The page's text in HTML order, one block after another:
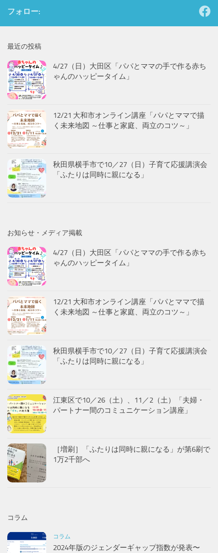
フォロー:
最近の投稿
4/27（日）大田区「パパとママの手で作る赤ち
ゃんのハッピータイム」
12/21 大和市オンライン講座「パパとママで描
く未来地図 ～仕事と家庭、両立のコツ～」
秋田県横手市で10／27（日）子育て応援講演会
「ふたりは同時に親になる」
お知らせ・メディア掲載
4/27（日）大田区「パパとママの手で作る赤ち
ゃんのハッピータイム」
12/21 大和市オンライン講座「パパとママで描
く未来地図 ～仕事と家庭、両立のコツ～」
秋田県横手市で10／27（日）子育て応援講演会
「ふたりは同時に親になる」
江東区で10／26（土）、11／2（土）「夫婦・
パートナー間のコミュニケーション講座」
［増刷］「ふたりは同時に親になる」が第6刷で
1万2千部へ
コラム
コラム
2024年版のジェンダーギャップ指数が発表〜